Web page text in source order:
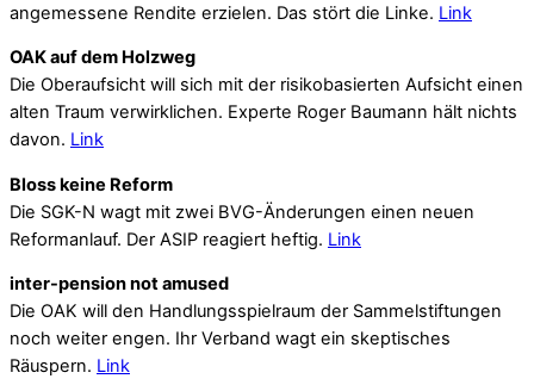
angemessene Rendite erzielen. Das stört die Linke. Link
OAK auf dem Holzweg
Die Oberaufsicht will sich mit der risikobasierten Aufsicht einen
alten Traum verwirklichen. Experte Roger Baumann hält nichts
davon. Link
Bloss keine Reform
Die SGK-N wagt mit zwei BVG-Änderungen einen neuen
Reformanlauf. Der ASIP reagiert heftig. Link
inter-pension not amused
Die OAK will den Handlungsspielraum der Sammelstiftungen
noch weiter engen. Ihr Verband wagt ein skeptisches
Räuspern. Link